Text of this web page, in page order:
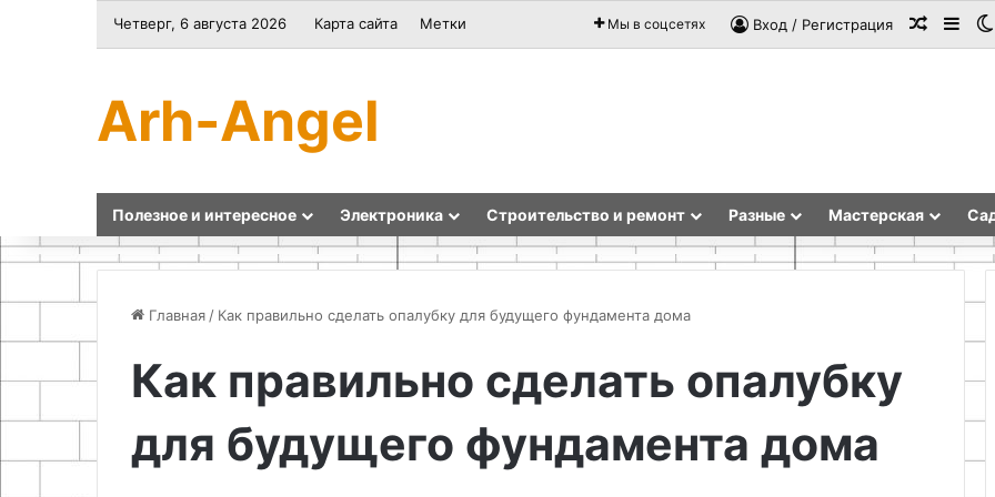
Четверг, 6 августа 2026 Карта сайта Метки Мы в соцсетях Вход / Регистрация
Arh-Angel
Полезное и интересное Электроника Строительство и ремонт Разные Мастерская
Главная / Как правильно сделать опалубку для будущего фундамента дома
Как правильно сделать опалубку
для будущего фундамента дома
Как
сделать
своими
Переводческое
агентство:
между